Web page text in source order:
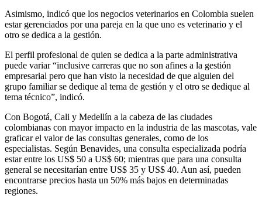
Asimismo, indicó que los negocios veterinarios en Colombia suelen
estar gerenciados por una pareja en la que uno es veterinario y el
otro se dedica a la gestión.
El perfil profesional de quien se dedica a la parte administrativa
puede variar “inclusive carreras que no son afines a la gestión
empresarial pero que han visto la necesidad de que alguien del
grupo familiar se dedique al tema de gestión y el otro se dedique al
tema técnico”, indicó.
Con Bogotá, Cali y Medellín a la cabeza de las ciudades
colombianas con mayor impacto en la industria de las mascotas, vale
graficar el valor de las consultas generales, como de los
especialistas. Según Benavides, una consulta especializada podría
estar entre los US$ 50 a US$ 60; mientras que para una consulta
general se necesitarían entre US$ 35 y US$ 40. Aun así, pueden
encontrarse precios hasta un 50% más bajos en determinadas
regiones.